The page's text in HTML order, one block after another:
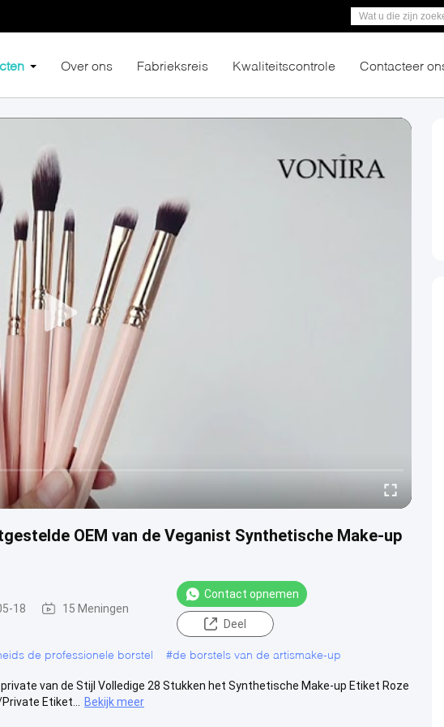
Over ons Fabrieksreis Kwaliteitscontrole Contacteer
OEM van de Veganist Synthetische Make-up
18 15 Meningen
Contact opnemen
Deel
de professionele borstel #de borstels van de artismake-up
van de Stijl Volledige 28 Stukken het Synthetische Make-up Etiket Roze
Etiket...
Bekijk meer